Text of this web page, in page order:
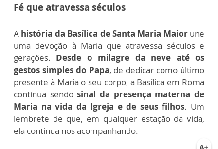
Fé que atravessa séculos
A história da Basílica de Santa Maria Maior une
uma devoção à Maria que atravessa séculos e
gerações. Desde o milagre da neve até os
gestos simples do Papa, de dedicar como último
presente à Maria o seu corpo, a Basílica em Roma
continua sendosinal da presença materna de
Maria na vida da Igreja e de seus filhos. Um
lembrete de que, em qualquer estação da vida,
ela continua nos acompanhando.